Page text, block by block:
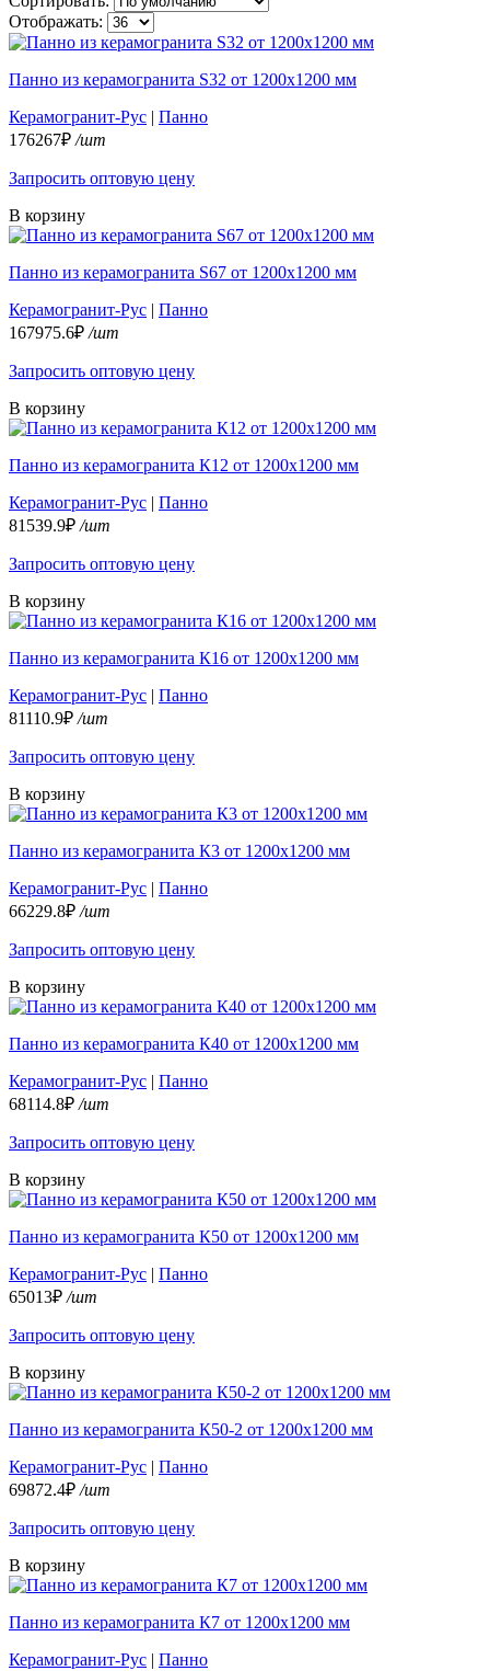
Отображать:
Панно из керамогранита S32 от 1200х1200 мм
Керамогранит-Рус | Панно
176267₽ /шт
Запросить оптовую цену
В корзину
Панно из керамогранита S67 от 1200х1200 мм
Керамогранит-Рус | Панно
167975.6₽ /шт
Запросить оптовую цену
В корзину
Панно из керамогранита К12 от 1200х1200 мм
Керамогранит-Рус | Панно
81539.9₽ /шт
Запросить оптовую цену
В корзину
Панно из керамогранита К16 от 1200х1200 мм
Керамогранит-Рус | Панно
81110.9₽ /шт
Запросить оптовую цену
В корзину
Панно из керамогранита К3 от 1200х1200 мм
Керамогранит-Рус | Панно
66229.8₽ /шт
Запросить оптовую цену
В корзину
Панно из керамогранита К40 от 1200х1200 мм
Керамогранит-Рус | Панно
68114.8₽ /шт
Запросить оптовую цену
В корзину
Панно из керамогранита К50 от 1200х1200 мм
Керамогранит-Рус | Панно
65013₽ /шт
Запросить оптовую цену
В корзину
Панно из керамогранита К50-2 от 1200х1200 мм
Керамогранит-Рус | Панно
69872.4₽ /шт
Запросить оптовую цену
В корзину
Панно из керамогранита К7 от 1200х1200 мм
Керамогранит-Рус | Панно